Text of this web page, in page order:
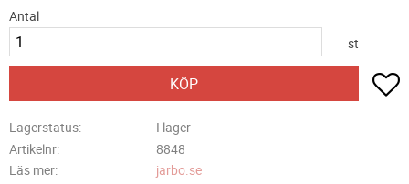
Antal
st
KÖP
Lagerstatus
I lager
Artikelnr
8848
Läs mer
jarbo.se